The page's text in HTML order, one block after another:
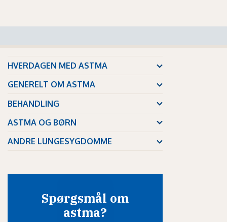
HVERDAGEN MED ASTMA
GENERELT OM ASTMA
BEHANDLING
ASTMA OG BØRN
ANDRE LUNGESYGDOMME
Spørgsmål om
astma?